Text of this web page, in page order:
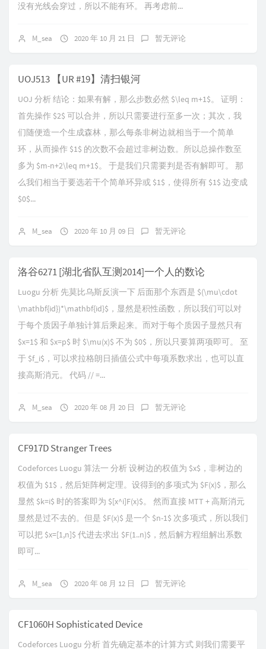
没有光线会穿过，所以不能有环。 再考虑前...
M_sea 2020 年 10 月 21 日 暂无评论
UOJ513 【UR #19】清扫银河
UOJ 分析 结论：如果有解，那么步数必然 $\leq m+1$。 证明：
首先操作 $2$ 可以合并，所以只需要进行至多一次；其次，我
们随便造一个生成森林，那么每条非树边就相当于一个简单
环，从而操作 $1$ 的次数不会超过非树边数。所以总操作数至
多为 $m-n+2\leq m+1$。 于是我们只需要判是否有解即可。 那
么我们相当于要选若干个简单环异或 $1$，使得所有 $1$ 边变成
$0$...
M_sea 2020 年 10 月 09 日 暂无评论
洛谷6271 [湖北省队互测2014]一个人的数论
Luogu 分析 先莫比乌斯反演一下 后面那个东西是 $(\mu\cdot
\mathbf{id})*\mathbf{id}$，显然是积性函数，所以我们可以对
于每个质因子单独计算后乘起来。而对于每个质因子显然只有
$x=1$ 和 $x=p$ 时 $\mu(x)$ 不为 $0$，所以只要算两项即可。 至
于 $f_i$，可以求拉格朗日插值公式中每项系数求出，也可以直
接高斯消元。 代码 // =...
M_sea 2020 年 08 月 20 日 暂无评论
CF917D Stranger Trees
Codeforces Luogu 算法一 分析 设树边的权值为 $x$，非树边的
权值为 $1$，然后矩阵树定理。设得到的多项式为 $F(x)$，那么
显然 $k=i$ 时的答案即为 $[x^i]F(x)$。 然而直接 MTT + 高斯消元
显然是过不去的。但是 $F(x)$ 是一个 $n-1$ 次多项式，所以我们
可以把 $x=[1,n]$ 代进去求出 $F(1..n)$，然后解方程组解出系数
即可...
M_sea 2020 年 08 月 12 日 暂无评论
CF1060H Sophisticated Device
Codeforces Luogu 分析 首先确定基本的计算方式 则我们需要平